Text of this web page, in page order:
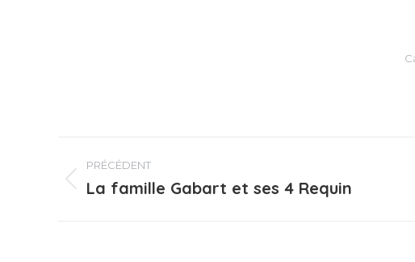
Navigation
article
PRÉCÉDENT
Article
La famille Gabart et ses 4 Requin